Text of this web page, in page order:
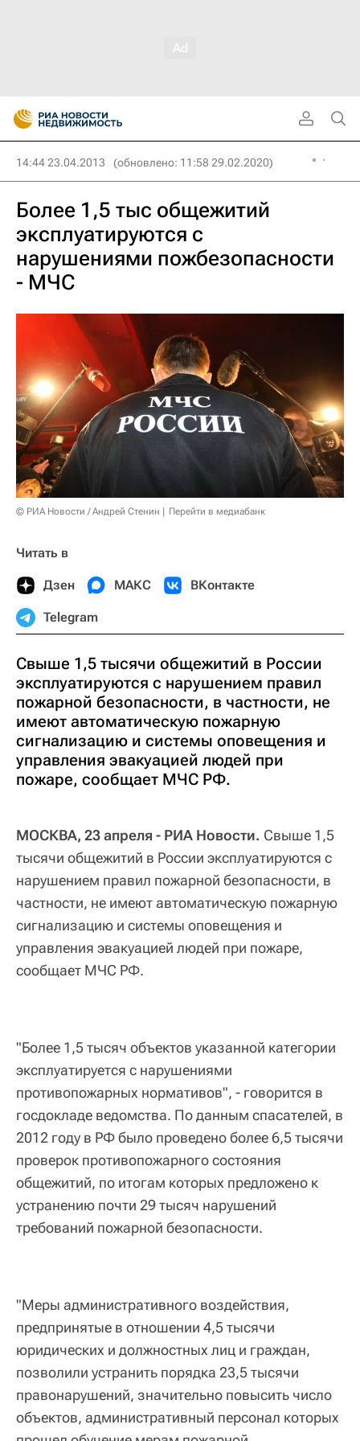
14:44 23.04.2013 (обновлено: 11:58 29.02.2020)
Более 1,5 тыс общежитий
эксплуатируются с
нарушениями пожбезопасности
- МЧС
© РИА Новости / Андрей Стенин Перейти в медиабанк
Читать в
Дзен МАКС ВКонтакте
Telegram
Свыше 1,5 тысячи общежитий в России
эксплуатируются с нарушением правил
пожарной безопасности, в частности, не
имеют автоматическую пожарную
сигнализацию и системы оповещения и
управления эвакуацией людей при
пожаре, сообщает МЧС РФ.
МОСКВА, 23 апреля - РИА Новости. Свыше 1,5
тысячи общежитий в России эксплуатируются с
нарушением правил пожарной безопасности, в
частности, не имеют автоматическую пожарную
сигнализацию и системы оповещения и
управления эвакуацией людей при пожаре,
сообщает МЧС РФ.
"Более 1,5 тысяч объектов указанной категории
эксплуатируется с нарушениями
противопожарных нормативов", - говорится в
госдокладе ведомства. По данным спасателей, в
2012 году в РФ было проведено более 6,5 тысячи
проверок противопожарного состояния
общежитий, по итогам которых предложено к
устранению почти 29 тысяч нарушений
требований пожарной безопасности.
"Меры административного воздействия,
предпринятые в отношении 4,5 тысячи
юридических и должностных лиц и граждан,
позволили устранить порядка 23,5 тысячи
правонарушений, значительно повысить число
объектов, административный персонал которых